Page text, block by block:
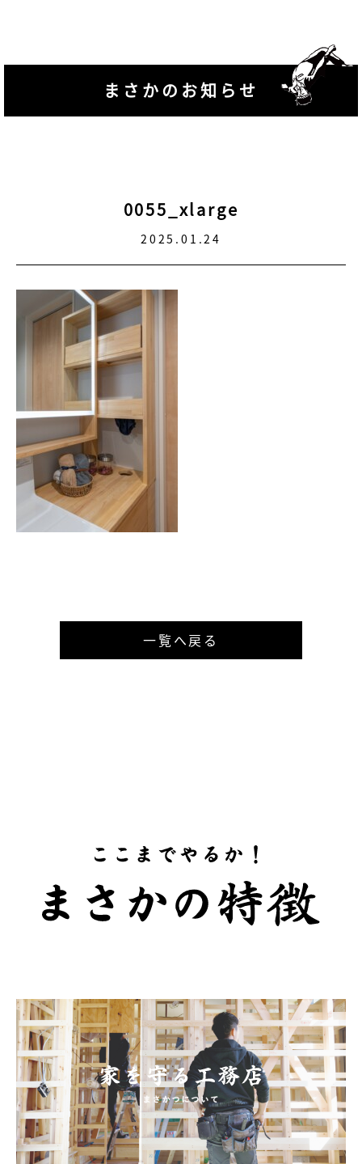
まさかのお知らせ
0055_xlarge
2025.01.24
一覧へ戻る